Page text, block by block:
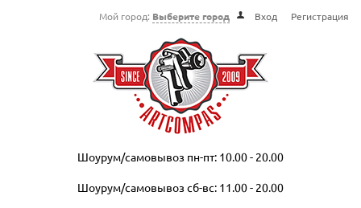
Мой город: Выберите город Вход Регистрация
Шоурум/самовывоз пн-пт: 10.00 - 20.00
Шоурум/самовывоз сб-вс: 11.00 - 20.00